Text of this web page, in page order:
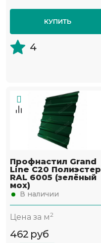
КУПИТЬ
4
Профнастил Grand
Line С20 Полиэстер
RAL 6005 (зелёный
мох)
В наличии
Цена за м2
462 руб